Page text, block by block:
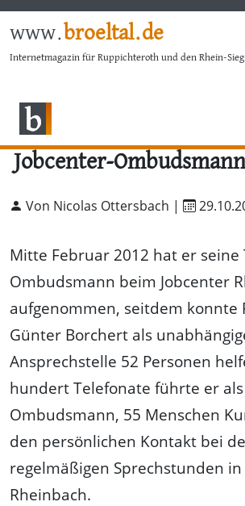
www.broeltal.de
Internetmagazin für Ruppichteroth und den Rhein-
Jobcenter-
Von Nicolas Ottersbach |
Mitte Februar 2012 hat er seine
Ombudsmann beim Jobcenter
aufgenommen, seitdem konnte
Günter Borchert als
Ansprechstelle 52 Personen
hundert Telefonate führte er als
Ombudsmann, 55 Menschen
den persönlichen Kontakt bei
regelmäßigen Sprechstunden
Rheinbach.